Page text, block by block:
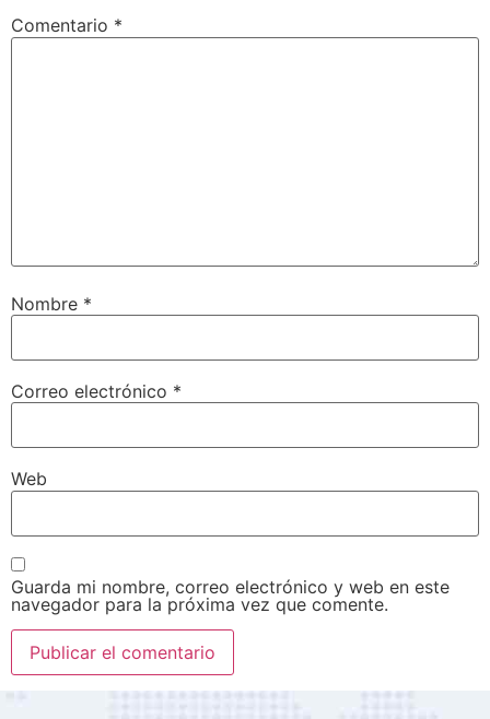
Comentario *
Nombre *
Correo electrónico *
Web
Guarda mi nombre, correo electrónico y web en este
navegador para la próxima vez que comente.